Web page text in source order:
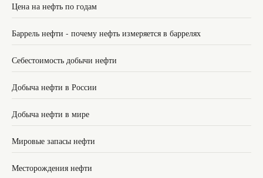
Цена на нефть по годам
Баррель нефти - почему нефть измеряется в баррелях
Себестоимость добычи нефти
Добыча нефти в России
Добыча нефти в мире
Мировые запасы нефти
Месторождения нефти